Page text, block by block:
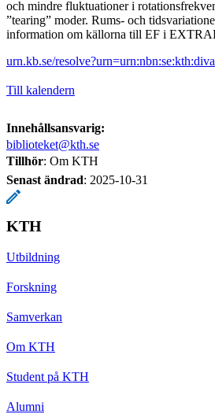
och mindre fluktuationer i
”tearing” moder. Rums- och
information om källorna till EF i
urn.kb.se/
Till kalendern
Innehållsansvarig:
biblioteket@kth.se
Tillhör: Om KTH
Senast ändrad: 2025-10-31
KTH
Utbildning
Forskning
Samverkan
Om KTH
Student på KTH
Alumni